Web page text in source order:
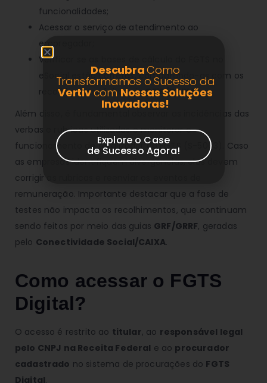
funcionalidades;
Acessar o serviço de atendimento ao
empregador;
Verificar se as bases de cálculo do FGTS no
eSocial estão corretas, comparando-as com os
recolhimentos feitos viaGFIP/CAIXA.
Além disso, é fundamental observar as incidências das
verbas e rubricas utilizadas e monitorar o
funcionamento do totalizador do FGTS (S-5003). Caso
as empresas identifiquem divergências, elas devem
corrigir as rubricas e reenviar os eventos de
remuneração. Importante destacar que a fase de
testes não impacta os recolhimentos, que continuam
sendo feitos por meio das guias GRF/GRRF, geradas
pelo Conectividade Social/CAIXA.
Como acessar o FGTS
Digital?
O acesso é restrito ao titular, ao responsável legal
pelo CNPJ na Receita Federal e ao procurador
cadastrado no sistema de procurações do FGTS
Digital.
DescubraComo
Transformamos o Sucesso da
Vertivcom Nossas Soluções
Inovadoras!
Explore o Case
de Sucesso Agora!